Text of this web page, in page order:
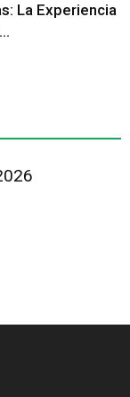
La Experiencia